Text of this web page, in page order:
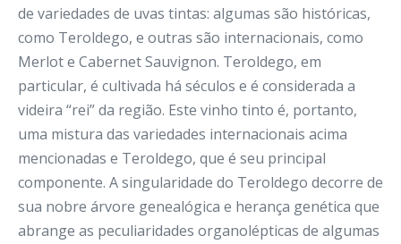
de variedades de uvas tintas: algumas são históricas,
como Teroldego, e outras são internacionais, como
Merlot e Cabernet Sauvignon. Teroldego, em
particular, é cultivada há séculos e é considerada a
videira “rei” da região. Este vinho tinto é, portanto,
uma mistura das variedades internacionais acima
mencionadas e Teroldego, que é seu principal
componente. A singularidade do Teroldego decorre de
sua nobre árvore genealógica e herança genética que
abrange as peculiaridades organolépticas de algumas